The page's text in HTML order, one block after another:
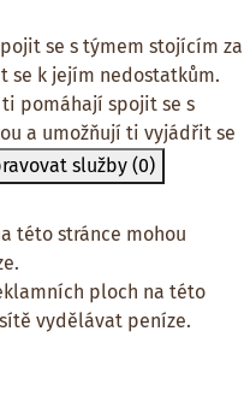
se s týmem stojícím za
se k jejím nedostatkům.
pomáhají spojit se s
a umožňují ti vyjádřit se
služby (0)
této stránce mohou
ploch na této
vydělávat peníze.